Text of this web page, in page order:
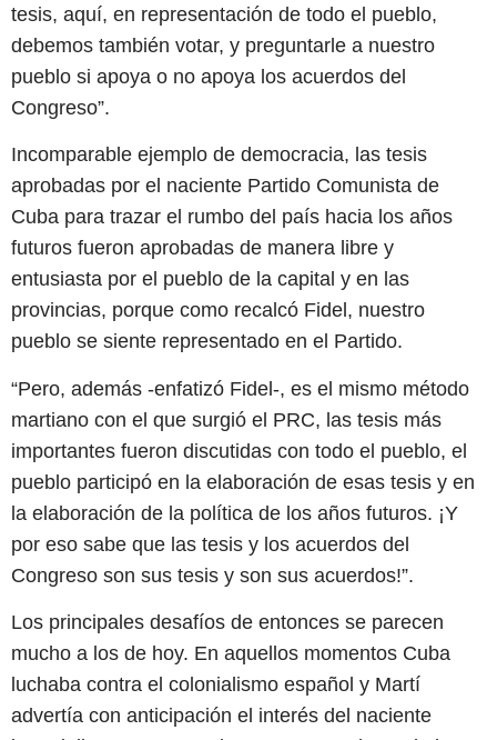
tesis, aquí, en representación de todo el pueblo,
debemos también votar, y preguntarle a nuestro
pueblo si apoya o no apoya los acuerdos del
Congreso”.
Incomparable ejemplo de democracia, las tesis
aprobadas por el naciente Partido Comunista de
Cuba para trazar el rumbo del país hacia los años
futuros fueron aprobadas de manera libre y
entusiasta por el pueblo de la capital y en las
provincias, porque como recalcó Fidel, nuestro
pueblo se siente representado en el Partido.
“Pero, además -enfatizó Fidel-, es el mismo método
martiano con el que surgió el PRC, las tesis más
importantes fueron discutidas con todo el pueblo, el
pueblo participó en la elaboración de esas tesis y en
la elaboración de la política de los años futuros. ¡Y
por eso sabe que las tesis y los acuerdos del
Congreso son sus tesis y son sus acuerdos!”.
Los principales desafíos de entonces se parecen
mucho a los de hoy. En aquellos momentos Cuba
luchaba contra el colonialismo español y Martí
advertía con anticipación el interés del naciente